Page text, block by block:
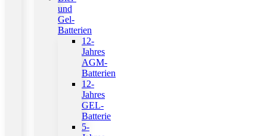
und
Gel-
Batterien
12-
Jahres
AGM-
Batterien
12-
Jahres
GEL-
Batterie
5-